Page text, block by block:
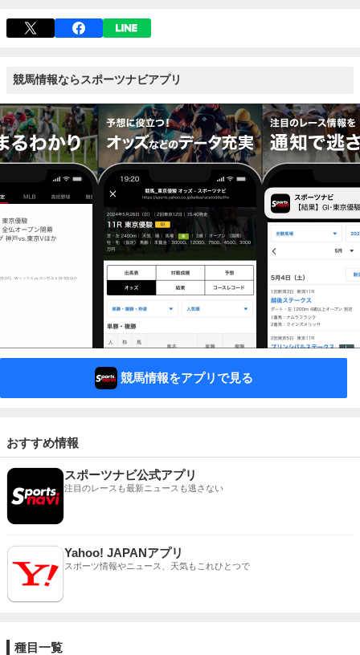
競馬情報ならスポーツナビアプリ
競馬情報をアプリで見る
おすすめ情報
スポーツナビ公式アプリ
注目のレースも最新ニュースも逃さない
Yahoo! JAPANアプリ
スポーツ情報やニュース、天気もこれひとつで
種目一覧